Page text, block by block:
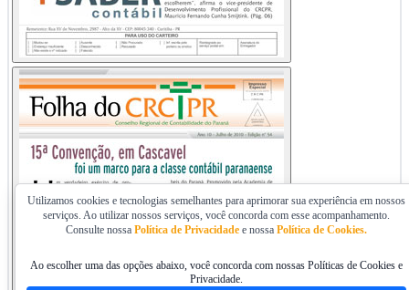
Ver
Utilizamos cookies e tecnologias semelhantes para aprimorar sua experiência em nossos
serviços. Ao utilizar nossos serviços, você concorda com esse acompanhamento.
Consulte nossa Política de Privacidade e nossa Política de Cookies.
Ao escolher uma das opções abaixo, você concorda com nossas Políticas de Cookies e
Privacidade.